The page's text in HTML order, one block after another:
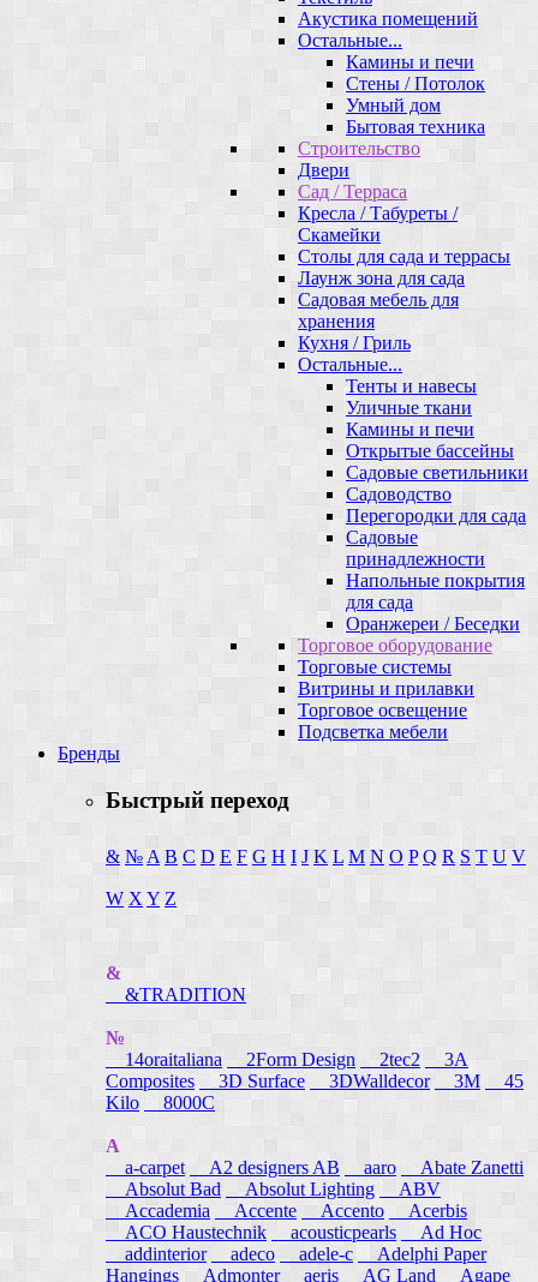
Акустика помещений
Остальные...
Камины и печи
Стены / Потолок
Умный дом
Бытовая техника
Строительство
Двери
Сад / Терраса
Кресла / Табуреты /
Скамейки
Столы для сада и террасы
Лаунж зона для сада
Садовая мебель для
хранения
Кухня / Гриль
Остальные...
Тенты и навесы
Уличные ткани
Камины и печи
Открытые бассейны
Садовые светильники
Садоводство
Перегородки для сада
Садовые
принадлежности
Напольные покрытия
для сада
Оранжереи / Беседки
Торговое оборудование
Торговые системы
Витрины и прилавки
Торговое освещение
Подсветка мебели
Бренды
Быстрый переход
& № A B C D E F G H I J K L M N O P Q R S T U V
W X Y Z
&
&TRADITION
№
14oraitaliana
2Form Design 2tec2
3A
Composites
3D Surface 3DWalldecor 3M
45
Kilo
8000C
A
a-carpet
A2 designers AB aaro
Abate Zanetti
Absolut Bad
Absolut Lighting
ABV
Accademia
Accente Accento
Acerbis
ACO Haustechnik
acousticpearls
Ad Hoc
addinterior
adeco adele-c
Adelphi Paper
Hangings Admonter aeris AG Land Agape